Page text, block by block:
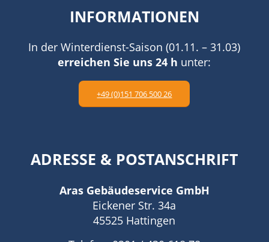
INFORMATIONEN
In der Winterdienst-Saison (01.11. – 31.03)
erreichen Sie uns 24 h unter:
+49 (0)151 706 500 26
ADRESSE & POSTANSCHRIFT
Aras Gebäudeservice GmbH
Eickener Str. 34a
45525 Hattingen